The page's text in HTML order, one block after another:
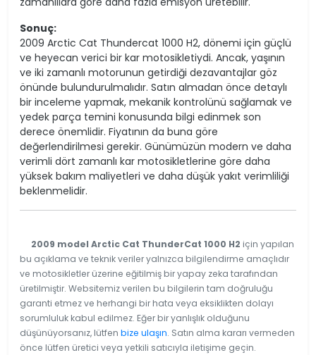
Sonuç:
2009 Arctic Cat Thundercat 1000 H2, dönemi için güçlü
ve heyecan verici bir kar motosikletiydi. Ancak, yaşının
ve iki zamanlı motorunun getirdiği dezavantajlar göz
önünde bulundurulmalıdır. Satın almadan önce detaylı
bir inceleme yapmak, mekanik kontrolünü sağlamak ve
yedek parça temini konusunda bilgi edinmek son
derece önemlidir. Fiyatının da buna göre
değerlendirilmesi gerekir. Günümüzün modern ve daha
verimli dört zamanlı kar motosikletlerine göre daha
yüksek bakım maliyetleri ve daha düşük yakıt verimliliği
beklenmelidir.
2009 model Arctic Cat ThunderCat 1000 H2 için yapılan
bu açıklama ve teknik veriler yalnızca bilgilendirme amaçlıdır
ve motosikletler üzerine eğitilmiş bir yapay zeka tarafından
üretilmiştir. Websitemiz verilen bu bilgilerin tam doğruluğu
garanti etmez ve herhangi bir hata veya eksiklikten dolayı
sorumluluk kabul edilmez. Eğer bir yanlışlık olduğunu
düşünüyorsanız, lütfen bize ulaşın. Satın alma kararı vermeden
önce lütfen üretici veya yetkili satıcıyla iletişime geçin.